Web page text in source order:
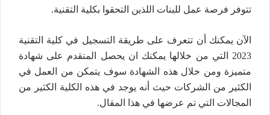
تتوفر فرصة عمل للبنات اللذين التحقوا بكلية التقنية.
الآن يمكنك أن تتعرف على طريقة التسجيل في كلية التقنية
2023 التي من خلالها يمكنك ان يحصل المتقدم على شهادة
متميزة ومن خلال هذه الشهادة سوف يتمكن من العمل في
الكثير من الشركات حيث أنه يوجد في هذه الكلية الكثير من
المجالات التي تم عرضها في هذا المقال.